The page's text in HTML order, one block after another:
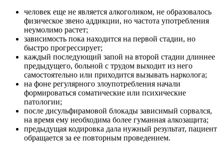
человек еще не является алкоголиком, не образовалось
физическое звено аддикции, но частота употребления
неумолимо растет;
зависимость пока находится на первой стадии, но
быстро прогрессирует;
каждый последующий запой на второй стадии длиннее
предыдущего, больной с трудом выходит из него
самостоятельно или приходится вызывать нарколога;
на фоне регулярного злоупотребления начали
формироваться соматические или психические
патологии;
после дисульфирамовой блокады зависимый сорвался,
на время ему необходима более гуманная алкозащита;
предыдущая кодировка дала нужный результат, пациент
обращается за ее повторным проведением.